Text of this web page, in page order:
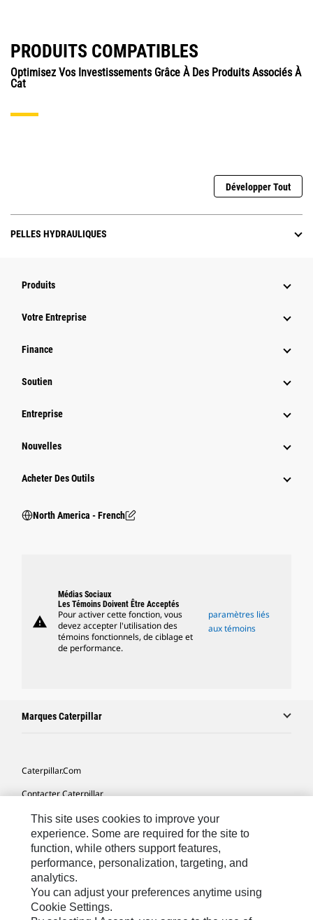
PRODUITS COMPATIBLES
Optimisez Vos Investissements Grâce À Des Produits Associés À
Cat
Développer Tout
PELLES HYDRAULIQUES
Produits
Votre Entreprise
Finance
Soutien
Entreprise
Nouvelles
Acheter Des Outils
North America - French
warning
Médias Sociaux
Les Témoins Doivent Être Acceptés
Pour activer cette fonction, vous
devez accepter l'utilisation des
témoins fonctionnels, de ciblage et
de performance.
paramètres liés
aux témoins
Marques Caterpillar
Caterpillar.com
Contacter Caterpillar
Mes Préférences Marketing
Plan Du Site
Cookie Settings
Légales
Confidentialité
This site uses cookies to improve your
experience. Some are required for the site to
function, while others support features,
performance, personalization, targeting, and
analytics.
You can adjust your preferences anytime using
Cookie Settings.